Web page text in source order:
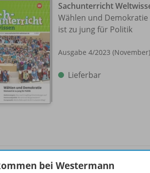
Sachunterricht
Wählen und Demokratie
ist zu jung für Politik
Ausgabe 4/2023 (November)
Lieferbar
Sachunterricht
bei Westermann